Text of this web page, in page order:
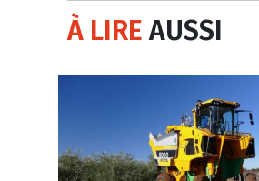
À LIREAUSSI